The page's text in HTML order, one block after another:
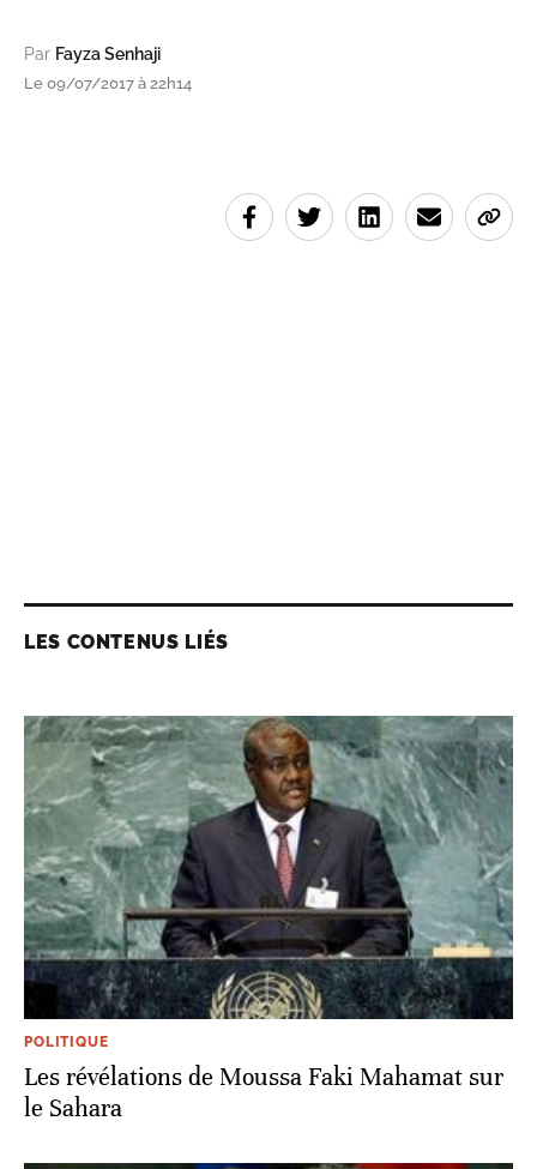
Par Fayza Senhaji
Le 09/07/2017 à 22h14
LES CONTENUS LIÉS
POLITIQUE
Les révélations de Moussa Faki Mahamat sur
le Sahara